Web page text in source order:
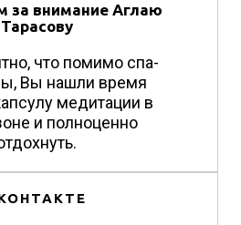
за внимание Аглаю
Тарасову
что помимо спа-
Вы нашли время
медитации в
и полноценно